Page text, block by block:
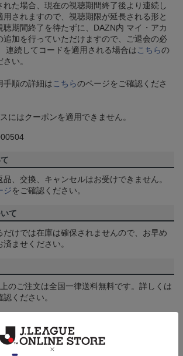
れた場合、現在の視聴期間終了後より連続し
用されますので、視聴期限が延長される形と
聴期間終了を待たずに、DAZN内 マイ・アカ
追加を行っていただけますので、ご退会の必
連続してコードを適用される場合は こちらの
い。
手順の詳細は こちらのページをご確認くださ
にはクーポンを適用できません。
、交換、キャンセルはお受けできません。
ジをご確認ください。
て
だけでは在庫は確保されませんので、お早め
ませください。
のご注文は全国一律送料無料です。詳しくは
認ください。
でのお届けとなる場合がございます。詳しく
確認ください。